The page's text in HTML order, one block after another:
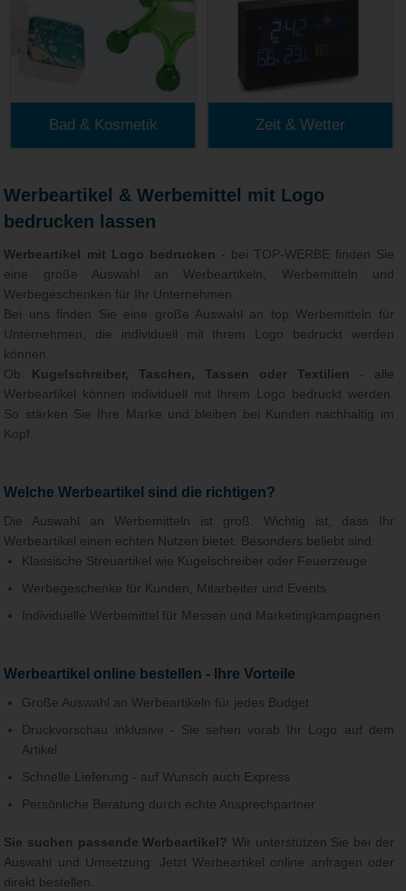
Bad & Kosmetik Zeit & Wetter
Werbeartikel & Werbemittel mit Logo
bedrucken lassen
Werbeartikel mit Logo bedrucken - bei TOP-WERBE finden Sie
eine große Auswahl an Werbeartikeln, Werbemitteln und
Werbegeschenken für Ihr Unternehmen.
Bei uns finden Sie eine große Auswahl an top Werbemitteln für
Unternehmen, die individuell mit Ihrem Logo bedruckt werden
können.
Ob
Kugelschreiber, Taschen, Tassen oder Textilien
- alle
Werbeartikel können individuell mit Ihrem Logo bedruckt werden.
So stärken Sie Ihre Marke und bleiben bei Kunden nachhaltig im
Kopf.
Welche Werbeartikel sind die richtigen?
Die Auswahl an Werbemitteln ist groß. Wichtig ist, dass Ihr
Werbeartikel einen echten Nutzen bietet. Besonders beliebt sind:
Klassische Streuartikel wie Kugelschreiber oder Feuerzeuge
Werbegeschenke für Kunden, Mitarbeiter und Events
Individuelle Werbemittel für Messen und Marketingkampagnen
Werbeartikel online bestellen - Ihre Vorteile
Große Auswahl an Werbeartikeln für jedes Budget
Druckvorschau inklusive - Sie sehen vorab Ihr Logo auf dem
Artikel
Schnelle Lieferung - auf Wunsch auch Express
Persönliche Beratung durch echte Ansprechpartner
Sie suchen passende Werbeartikel? Wir unterstützen Sie bei der
Auswahl und Umsetzung. Jetzt Werbeartikel online anfragen oder
direkt bestellen.